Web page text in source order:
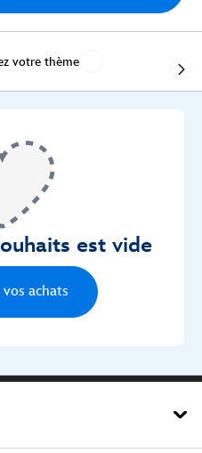
votre thème
est vide
achats